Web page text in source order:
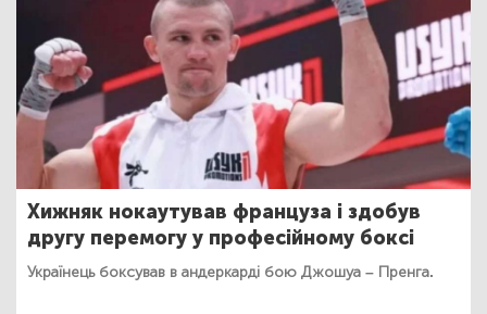
Хижняк нокаутував француза і здобув
другу перемогу у професійному боксі
Українець боксував в андеркарді бою Джошуа – Пренга.